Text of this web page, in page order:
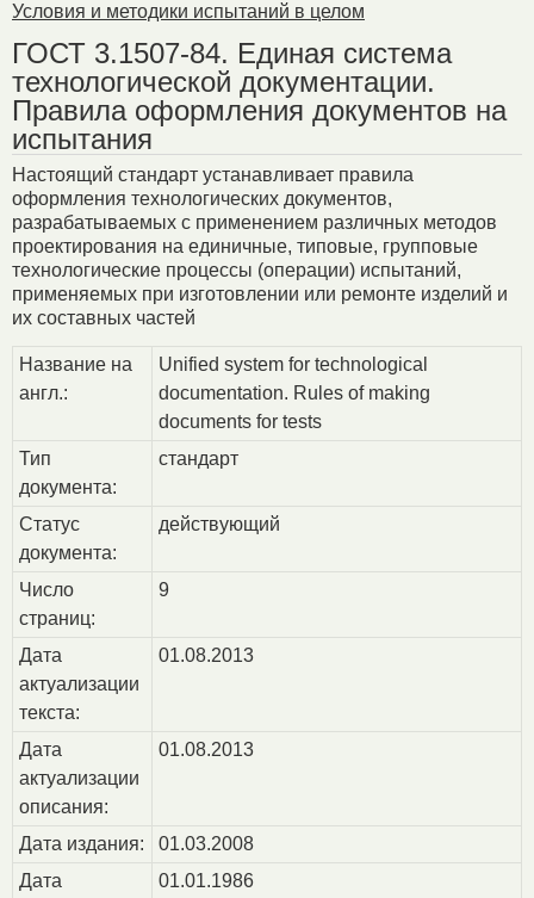
Условия и методики испытаний в целом
ГОСТ 3.1507-84. Единая система
технологической документации.
Правила оформления документов на
испытания
Настоящий стандарт устанавливает правила
оформления технологических документов,
разрабатываемых с применением различных методов
проектирования на единичные, типовые, групповые
технологические процессы (операции) испытаний,
применяемых при изготовлении или ремонте изделий и
их составных частей
Название на
англ.:
Unified system for technological
documentation. Rules of making
documents for tests
Тип
документа:
стандарт
Статус
документа:
действующий
Число
страниц:
9
Дата
актуализации
текста:
01.08.2013
Дата
актуализации
описания:
01.08.2013
Дата издания:
01.03.2008
Дата
01.01.1986